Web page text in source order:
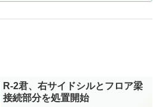
R-2君、右サイドシルとフロア梁
接続部分を処置開始